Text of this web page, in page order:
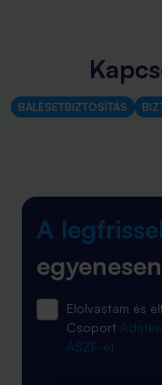
BALESETBIZTOSÍTÁS
A
Elolvastam és
Csoport
ÁSZF-ét